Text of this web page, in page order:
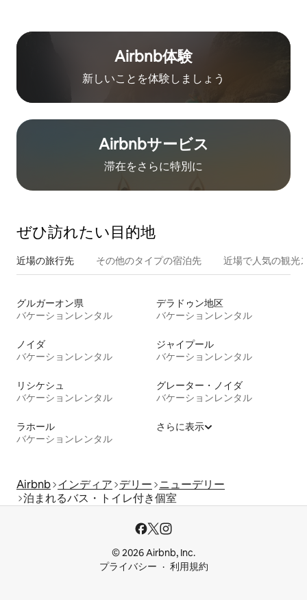
Airbnb体験
新しいことを体験しましょう
Airbnb⁠サ⁠ー⁠ビ⁠ス
滞在をさ⁠ら⁠に特⁠別⁠に
ぜひ訪⁠れ⁠た⁠い目⁠的⁠地
近場の旅行先 その他のタ⁠イ⁠プ⁠の宿⁠泊⁠先 近場で人気の観光
グルガーオン県
バケーションレンタル
デラドゥン地区
バケーションレンタル
ノイダ
バケーションレンタル
ジャイプール
バケーションレンタル
リシケシュ
バケーションレンタル
グレーター・ノイダ
バケーションレンタル
ラホール
バケーションレンタル
さらに表示
Airbnb インディア デリー ニューデリー
泊まれるバス・トイレ付き個室
© 2026 Airbnb, Inc.
プライバシー
利用規約